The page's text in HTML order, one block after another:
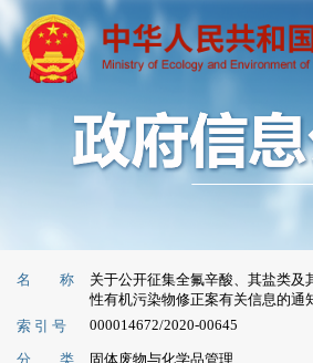
名 称
关于公开征集全氟辛酸、其盐类及
性有机污染物修正案有关信息的通
索 引 号
000014672/2020-00645
分 类 固体废物与化学品管理